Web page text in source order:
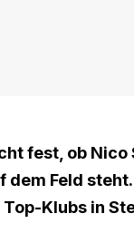
fest, ob
Feld
Klubs in